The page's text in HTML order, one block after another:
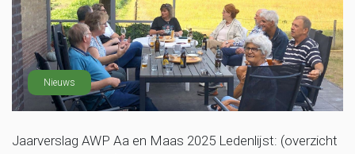
Nieuws
Jaarverslag AWP Aa en Maas 2025 Ledenlijst: (overzicht